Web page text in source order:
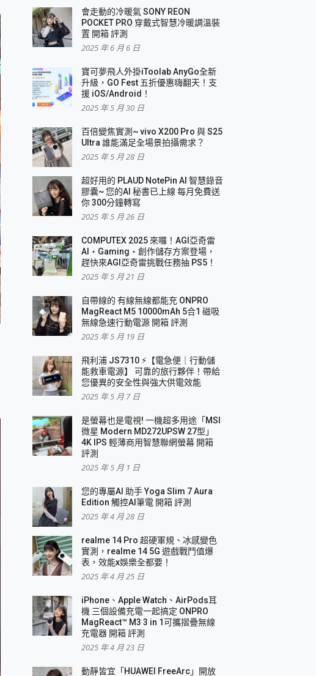
會走動的冷暖氣 SONY REON
POCKET PRO 穿戴式智慧冷暖調溫裝
置 開箱 評測
2025 年 6 月 6 日
寶可夢飛人外掛iToolab AnyGo全新
升級，GO Fest 五折優惠嗨翻天！支
援 iOS/Android！
2025 年 5 月 30 日
百倍變焦實測~ vivo X200 Pro 與 S25
Ultra 誰能滿足全場景拍攝需求？
2025 年 5 月 28 日
超好用的 PLAUD NotePin AI 智慧錄音
膠囊~ 您的AI 秘書已上線 每月免費送
你 300分鐘轉寫
2025 年 5 月 26 日
COMPUTEX 2025 來囉！AGI亞奇雷
AI・Gaming・創作儲存方案登場，
趕快來AGI亞奇雷挑戰任務抽 PS5！
2025 年 5 月 21 日
自帶線的 有線無線都能充 ONPRO
MagReact M5 10000mAh 5合1 磁吸
無線急速行動電源 開箱 評測
2025 年 5 月 19 日
飛利浦 JS7310 ⚡【電急便｜行動儲
能救車電源】 可靠的旅行夥伴！帶給
您優異的安全性與強大供電效能
2025 年 5 月 7 日
是螢幕也是電視! 一機超多用途「MSI
微星 Modern MD272UPSW 27型」
4K IPS 輕薄商用智慧聯網螢幕 開箱
評測
2025 年 5 月 1 日
您的專屬AI 助手 Yoga Slim 7 Aura
Edition 觸控AI筆電 開箱 評測
2025 年 4 月 28 日
realme 14 Pro 超硬軍規、冰感變色
實測，realme 14 5G 遊戲戰鬥值爆
表，效能x娛樂全都要！
2025 年 4 月 25 日
iPhone、Apple Watch、AirPods耳
機 三個設備充電一起搞定 ONPRO
MagReact™ M3 3 in 1可攜摺疊無線
充電器 開箱 評測
2025 年 4 月 23 日
動靜皆宜「HUAWEI FreeArc」開放